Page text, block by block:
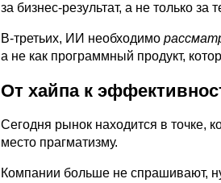
за бизнес-результат, а не только за
В-третьих, ИИ необходимо
а не как программный продукт,
От хайпа к
Сегодня рынок находится в точке,
место прагматизму.
Компании больше не спрашивают,